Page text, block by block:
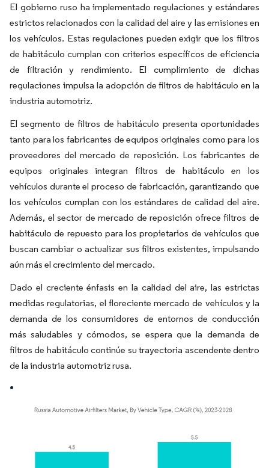
El gobierno ruso ha implementado regulaciones y estándares
estrictos relacionados con la calidad del aire y las emisiones en
los vehículos. Estas regulaciones pueden exigir que los filtros
de habitáculo cumplan con criterios específicos de eficiencia
de filtración y rendimiento. El cumplimiento de dichas
regulaciones impulsa la adopción de filtros de habitáculo en la
industria automotriz.
El segmento de filtros de habitáculo presenta oportunidades
tanto para los fabricantes de equipos originales como para los
proveedores del mercado de reposición. Los fabricantes de
equipos originales integran filtros de habitáculo en los
vehículos durante el proceso de fabricación, garantizando que
los vehículos cumplan con los estándares de calidad del aire.
Además, el sector de mercado de reposición ofrece filtros de
habitáculo de repuesto para los propietarios de vehículos que
buscan cambiar o actualizar sus filtros existentes, impulsando
aún más el crecimiento del mercado.
Dado el creciente énfasis en la calidad del aire, las estrictas
medidas regulatorias, el floreciente mercado de vehículos y la
demanda de los consumidores de entornos de conducción
más saludables y cómodos, se espera que la demanda de
filtros de habitáculo continúe su trayectoria ascendente dentro
de la industria automotriz rusa.